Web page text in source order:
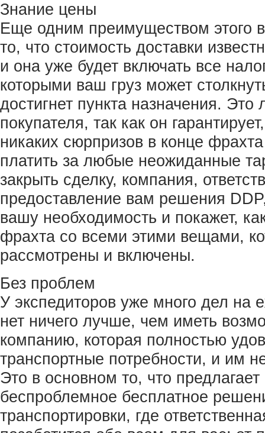
Знание цены
Еще одним преимуществом этого
то, что стоимость доставки
и она уже будет включать все
которыми ваш груз может
достигнет пункта назначения.
покупателя, так как он
никаких сюрпризов в конце
платить за любые неожиданные
закрыть сделку, компания,
предоставление вам решения
вашу необходимость и покажет,
фрахта со всеми этими вещами,
рассмотрены и включены.
Без проблем
У экспедиторов уже много дел на
нет ничего лучше, чем иметь
компанию, которая полностью
транспортные потребности, и им
Это в основном то, что
беспроблемное бесплатное
транспортировки, где